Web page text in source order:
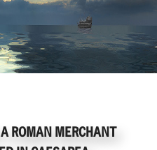
ROMAN MERCHANT